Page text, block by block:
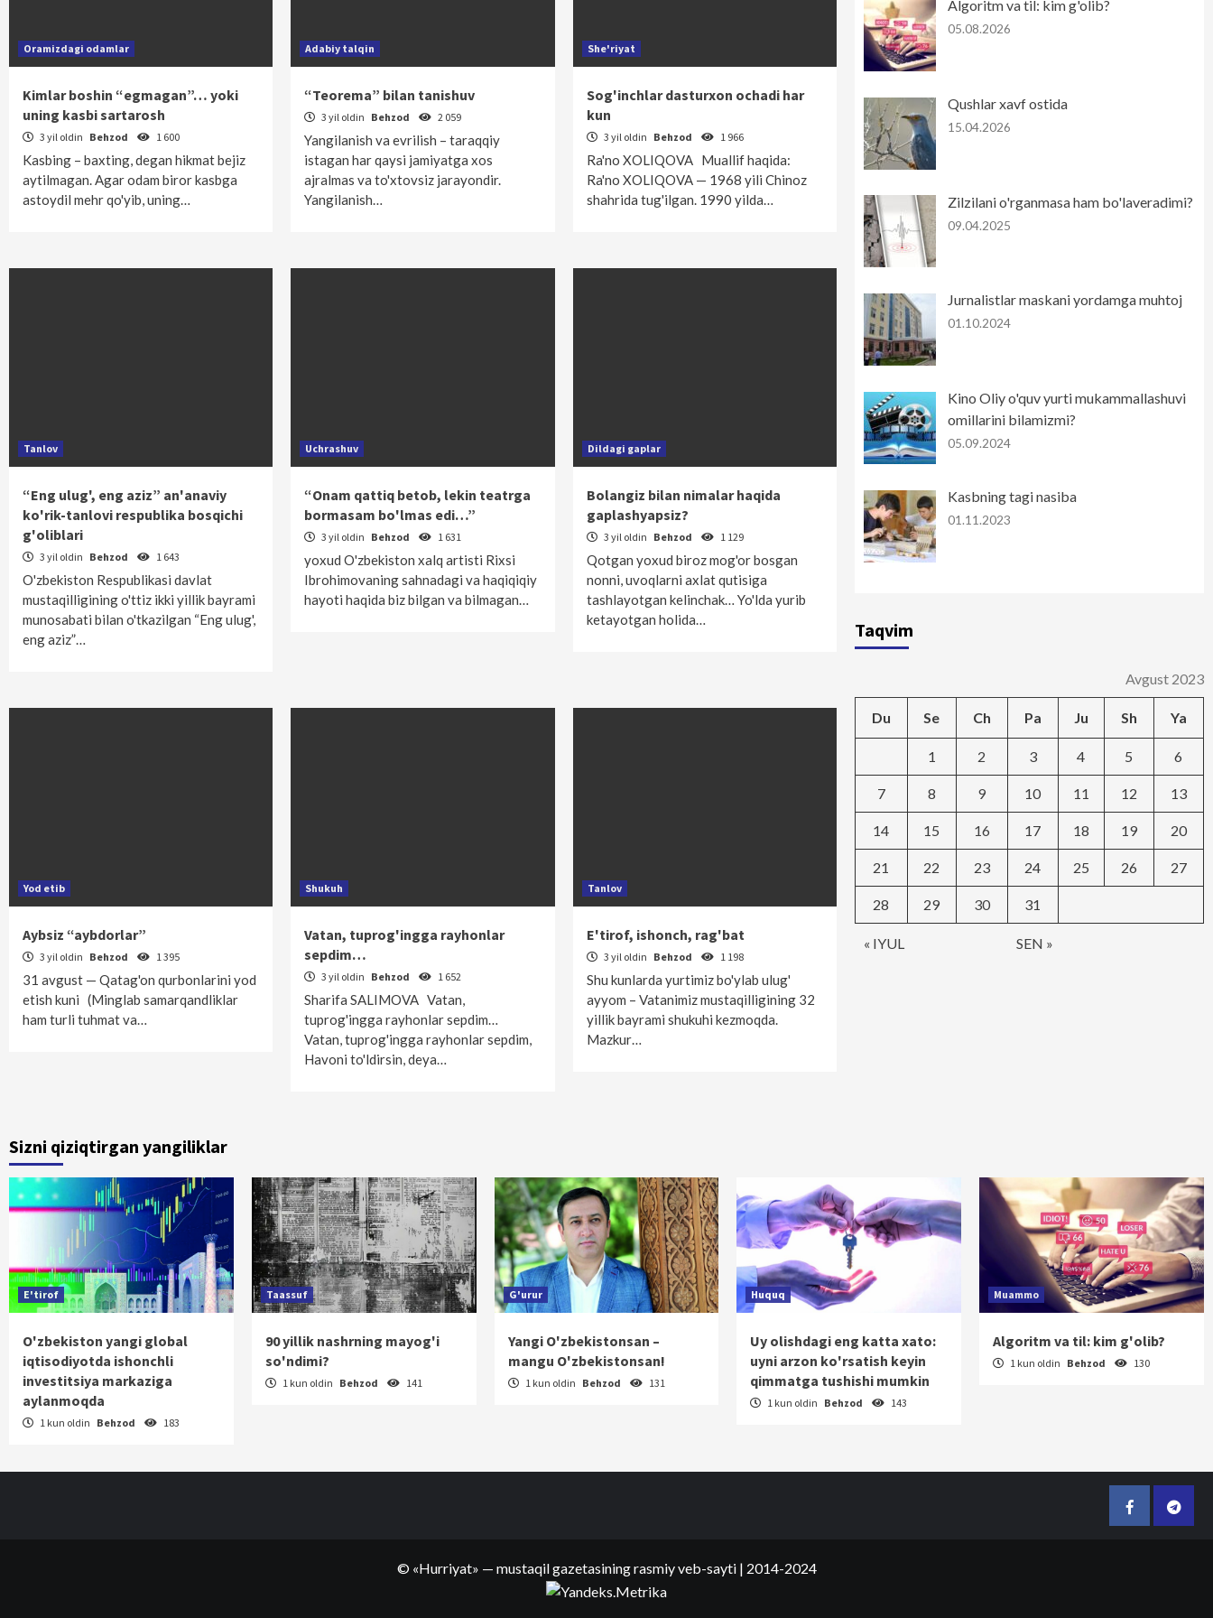
Oramizdagi odamlar
Kimlar boshin “egmagan”… yoki
uning kasbi sartarosh
3 yil oldin Behzod 1 600
Kasbing – baxting, degan hikmat bejiz
aytilmagan. Agar odam biror kasbga
astoydil mehr qo'yib, uning…
Adabiy talqin
“Teorema” bilan tanishuv
3 yil oldin Behzod 2 059
Yangilanish va evrilish – taraqqiy
istagan har qaysi jamiyatga xos
ajralmas va to'xtovsiz jarayondir.
Yangilanish…
She'riyat
Sog'inchlar dasturxon ochadi har
kun
3 yil oldin Behzod 1 966
Ra'no XOLIQOVA Muallif haqida:
Ra'no XOLIQOVA — 1968 yili Chinoz
shahrida tug'ilgan. 1990 yilda…
Tanlov
“Eng ulug', eng aziz” an'anaviy
ko'rik-tanlovi respublika bosqichi
g'oliblari
3 yil oldin Behzod 1 643
O'zbekiston Respublikasi davlat
mustaqilligining o'ttiz ikki yillik bayrami
munosabati bilan o'tkazilgan “Eng ulug',
eng aziz”…
Uchrashuv
“Onam qattiq betob, lekin teatrga
bormasam bo'lmas edi…”
3 yil oldin Behzod 1 631
yoxud O'zbekiston xalq artisti Rixsi
Ibrohimovaning sahnadagi va haqiqiqiy
hayoti haqida biz bilgan va bilmagan…
Dildagi gaplar
Bolangiz bilan nimalar haqida
gaplashyapsiz?
3 yil oldin Behzod 1 129
Qotgan yoxud biroz mog'or bosgan
nonni, uvoqlarni axlat qutisiga
tashlayotgan kelinchak… Yo'lda yurib
ketayotgan holida…
Yod etib
Aybsiz “aybdorlar”
3 yil oldin Behzod 1 395
31 avgust — Qatag'on qurbonlarini yod
etish kuni (Minglab samarqandliklar
ham turli tuhmat va…
Shukuh
Vatan, tuprog'ingga rayhonlar
sepdim…
3 yil oldin Behzod 1 652
Sharifa SALIMOVA Vatan,
tuprog'ingga rayhonlar sepdim…
Vatan, tuprog'ingga rayhonlar sepdim,
Havoni to'ldirsin, deya…
Tanlov
E'tirof, ishonch, rag'bat
3 yil oldin Behzod 1 198
Shu kunlarda yurtimiz bo'ylab ulug'
ayyom – Vatanimiz mustaqilligining 32
yillik bayrami shukuhi kezmoqda.
Mazkur…
Algoritm va til: kim g'olib?
05.08.2026
Qushlar xavf ostida
15.04.2026
Zilzilani o'rganmasa ham bo'laveradimi?
09.04.2025
Jurnalistlar maskani yordamga muhtoj
01.10.2024
Kino Oliy o'quv yurti mukammallashuvi
omillarini bilamizmi?
05.09.2024
Kasbning tagi nasiba
01.11.2023
Taqvim
Avgust 2023
Du Se Ch Pa Ju Sh Ya
« IYUL SEN »
1 2 3 4 5 6
7 8 9 10 11 12 13
14 15 16 17 18 19 20
21 22 23 24 25 26 27
28 29 30 31
Sizni qiziqtirgan yangiliklar
E'tirof
O'zbekiston yangi global
iqtisodiyotda ishonchli
investitsiya markaziga
aylanmoqda
1 kun oldin Behzod 183
Taassuf
90 yillik nashrning mayog'i
so'ndimi?
1 kun oldin Behzod 141
G'urur
Yangi O'zbekistonsan –
mangu O'zbekistonsan!
1 kun oldin Behzod 131
Huquq
Uy olishdagi eng katta xato:
uyni arzon ko'rsatish keyin
qimmatga tushishi mumkin
1 kun oldin Behzod 143
Muammo
Algoritm va til: kim g'olib?
1 kun oldin Behzod 130
Facebook
© «Hurriyat» — mustaqil gazetasining rasmiy veb-sayti | 2014-2024